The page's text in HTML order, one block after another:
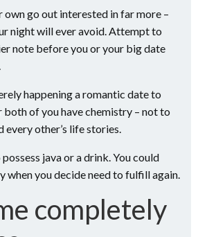
own go out interested in far more –
night will ever avoid. Attempt to
note before you or your big date
happening a romantic date to
of you have chemistry – not to
every other’s life stories.
java or a drink. You could
when you decide need to fulfill again.
completely